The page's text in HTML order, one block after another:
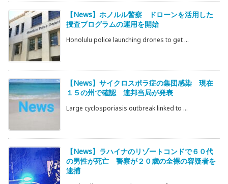
【News】ホノルル警察 ドローンを活用した
捜査プログラムの運用を開始
Honolulu police launching drones to get ...
【News】サイクロスポラ症の集団感染 現在
１５の州で確認 連邦当局が発表
Large cyclosporiasis outbreak linked to ...
【News】ラハイナのリゾートコンドで６０代
の男性が死亡 警察が２０歳の全裸の容疑者を
逮捕